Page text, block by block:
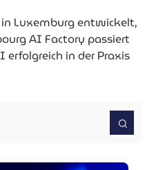
Luxemburg entwickelt,
AI Factory passiert
in der Praxis